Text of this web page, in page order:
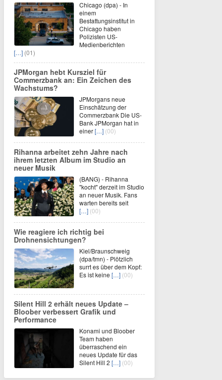
Chicago (dpa) - In
einem
Bestattungsinstitut in
Chicago haben
Polizisten US-
Medienberichten
[…] (01)
JPMorgan hebt Kursziel für
Commerzbank an: Ein Zeichen des
Wachstums?
JPMorgans neue
Einschätzung der
Commerzbank Die US-
Bank JPMorgan hat in
einer[…] (00)
Rihanna arbeitet zehn Jahre nach
ihrem letzten Album im Studio an
neuer Musik
(BANG) - Rihanna
"kocht" derzeit im Studio
an neuer Musik. Fans
warten bereits seit
[…] (00)
Wie reagiere ich richtig bei
Drohnensichtungen?
Kiel/Braunschweig
(dpa/tmn) - Plötzlich
surrt es über dem Kopf:
Es ist keine […] (00)
Silent Hill 2 erhält neues Update –
Bloober verbessert Grafik und
Performance
Konami und Bloober
Team haben
überraschend ein
neues Update für das
Silent Hill 2 […] (00)